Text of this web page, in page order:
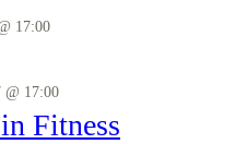
17:00
@ 17:00
Fitness